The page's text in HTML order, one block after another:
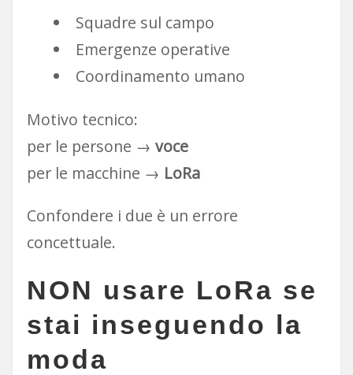
Squadre sul campo
Emergenze operative
Coordinamento umano
Motivo tecnico:
per le persone → voce
per le macchine → LoRa
Confondere i due è un errore
concettuale.
NON usare LoRa se
stai inseguendo la
moda